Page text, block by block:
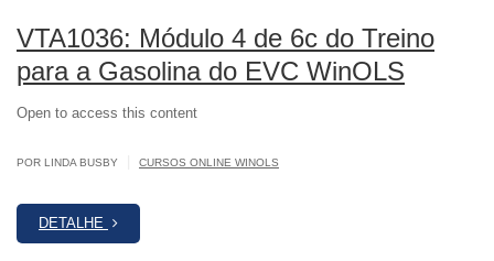
VTA1036: Módulo 4 de 6c do Treino
para a Gasolina do EVC WinOLS
Open to access this content
POR LINDA BUSBY CURSOS ONLINE WINOLS
DETALHE